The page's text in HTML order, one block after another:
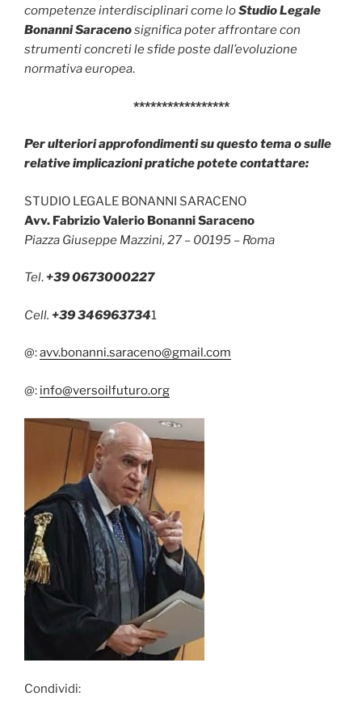
competenze interdisciplinari come loStudio Legale
Bonanni Saracenosignifica poter affrontare con
strumenti concreti le sfide poste dall’evoluzione
normativa europea.
*****************
Per ulteriori approfondimenti su questo tema o sulle
relative implicazioni pratiche potete contattare:
STUDIO LEGALE BONANNI SARACENO
Avv. Fabrizio Valerio Bonanni Saraceno
Piazza Giuseppe Mazzini, 27 – 00195 – Roma
Tel.+39 0673000227
Cell. +39 3469637341
@:avv.bonanni.saraceno@gmail.com
@: info@versoilfuturo.org
Condividi: